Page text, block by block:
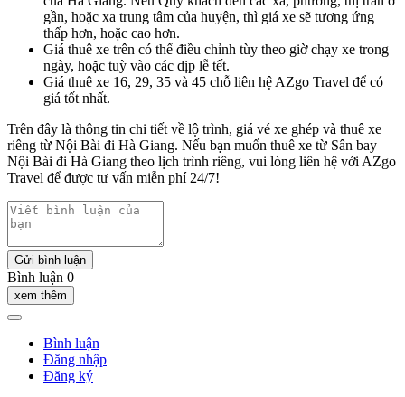
gần, hoặc xa trung tâm của huyện, thì giá xe sẽ tương ứng
thấp hơn, hoặc cao hơn.
Giá thuê xe trên có thể điều chỉnh tùy theo giờ chạy xe trong
ngày, hoặc tuỳ vào các dịp lễ tết.
Giá thuê xe 16, 29, 35 và 45 chỗ liên hệ AZgo Travel để có
giá tốt nhất.
Trên đây là thông tin chi tiết về lộ trình, giá vé xe ghép và thuê xe
riêng từ Nội Bài đi Hà Giang. Nếu bạn muốn thuê xe từ Sân bay
Nội Bài đi Hà Giang theo lịch trình riêng, vui lòng liên hệ với AZgo
Travel để được tư vấn miễn phí 24/7!
Gửi bình luận
Bình luận 0
xem thêm
Bình luận
Đăng nhập
Đăng ký